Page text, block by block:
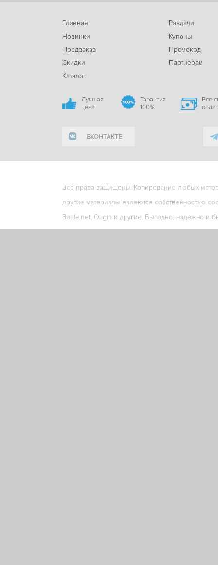
Главная
Новинки
Предзаказ
Скидки
Каталог
Раздачи
Купоны
Промокод
Партнерам
Лучшая
цена
Гарантия
100%
Все
ВКОНТАКТЕ
Все права защищены. Копирование любых
другие материалы являются собственностью
Battle.net, Origin и другие. Выгодно, надежно и